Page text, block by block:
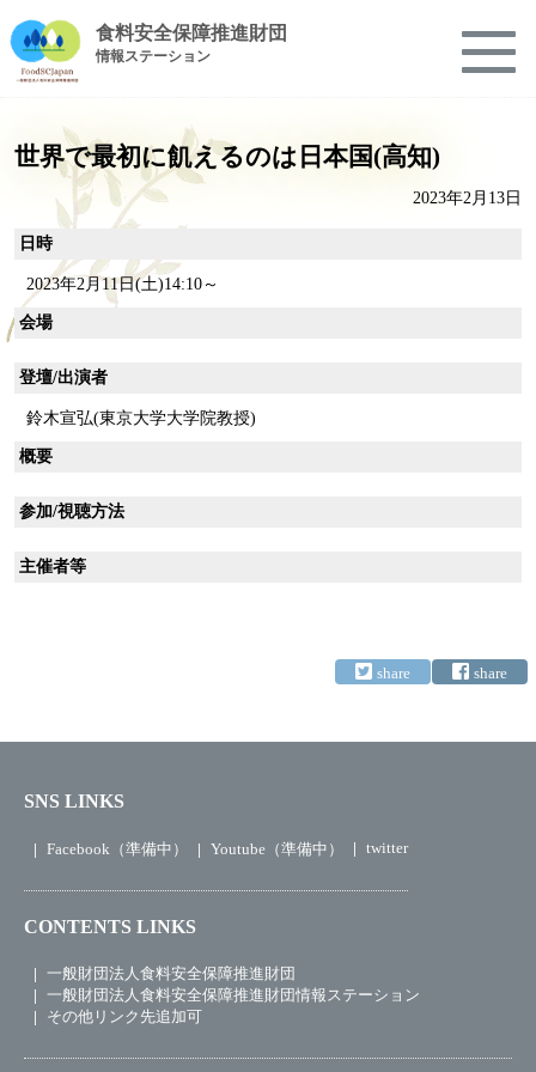
食料安全保障推進財団
情報ステーション
世界で最初に飢えるのは日本国(高知)
2023年2月13日
日時
2023年2月11日(土)14:10～
会場
登壇/出演者
鈴木宣弘(東京大学大学院教授)
概要
参加/視聴方法
主催者等
SNS LINKS
Facebook（準備中） Youtube（準備中） twitter
CONTENTS LINKS
一般財団法人食料安全保障推進財団
一般財団法人食料安全保障推進財団情報ステーション
その他リンク先追加可